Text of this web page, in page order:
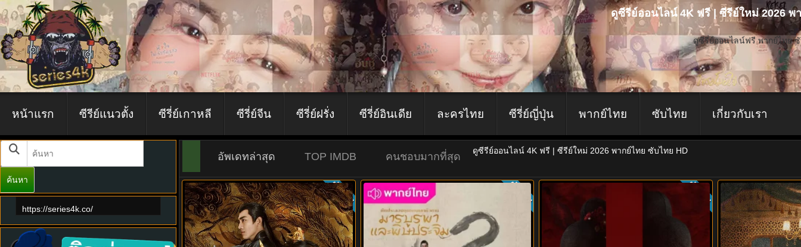
ดูซีรีย์ออนไลน์ 4K ฟรี | ซีรีย์ใหม่ 2026 พ
ดูซีรี่ย์ออนไลน์ฟรี พากย์ไทย
หน้าแรก ซีรีย์แนวตั้ง ซีรี่ย์เกาหลี ซีรี่ย์จีน ซีรี่ย์ฝรั่ง ซีรี่ย์อินเดีย ละครไทย ซีรี่ย์ญี่ปุ่น พากย์ไทย ซับไทย เกี่ยวกับเรา
ค้นหา
https://series4k.co/
อัพเดทล่าสุด TOP IMDB คนชอบมากที่สุด ดูซีรีย์ออนไลน์ 4K ฟรี | ซีรีย์ใหม่ 2026 พากย์ไทย ซับไทย HD
8.5 ซับไทย 8.0 ซับไทย ซับไทย 9.0